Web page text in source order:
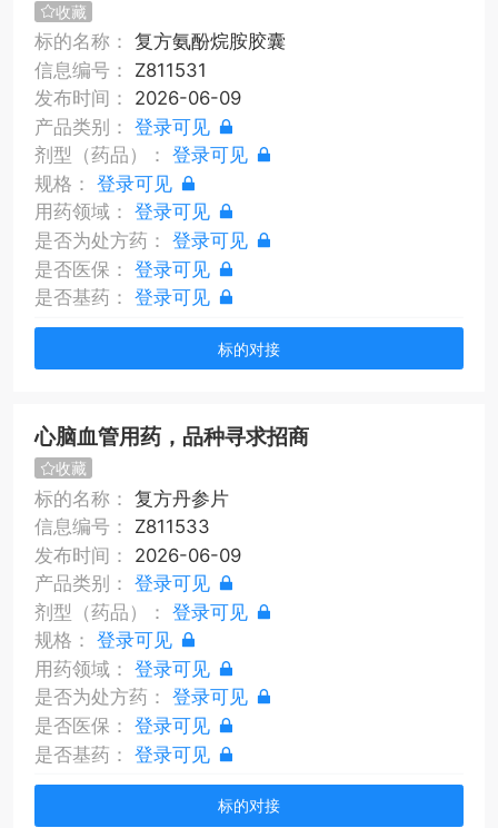
收藏
标的名称：复方氨酚烷胺胶囊
信息编号： Z811531
发布时间： 2026-06-09
产品类别：登录可见
剂型（药品）：登录可见
规格：登录可见
用药领域：登录可见
是否为处方药：登录可见
是否医保：登录可见
是否基药：登录可见
标的对接
心脑血管用药，品种寻求招商
收藏
标的名称：复方丹参片
信息编号： Z811533
发布时间： 2026-06-09
产品类别：登录可见
剂型（药品）：登录可见
规格：登录可见
用药领域：登录可见
是否为处方药：登录可见
是否医保：登录可见
是否基药：登录可见
标的对接